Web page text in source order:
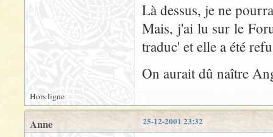
Là dessus, je ne
Mais, j'ai lu sur le
traduc' et elle a été
On aurait dû naître
Hors ligne
25-12-2001 23:32
Anne